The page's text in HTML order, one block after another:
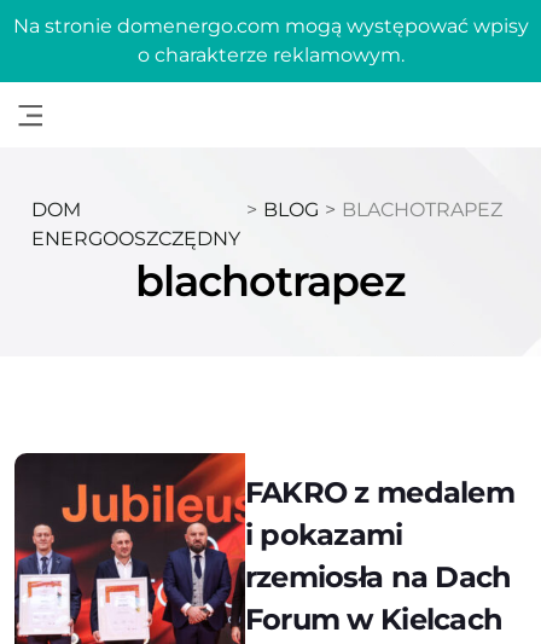
Na stronie domenergo.com mogą występować wpisy
o charakterze reklamowym.
DOM
ENERGOOSZCZĘDNY
> BLOG > BLACHOTRAPEZ
blachotrapez
FAKRO z medalem
i pokazami
rzemiosła na Dach
Forum w Kielcach